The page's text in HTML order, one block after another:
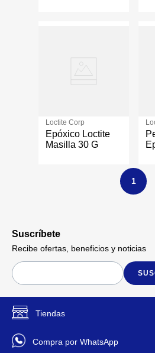
Loctite Corp
Epóxico Loctite
Masilla 30 G
1
Suscríbete
Recibe ofertas, beneficios y noticias
Tiendas
Compra por WhatsApp